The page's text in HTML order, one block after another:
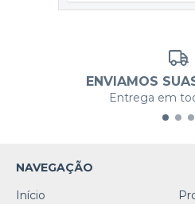
ENVIAMOS
Entrega em
NAVEGAÇÃO
Início